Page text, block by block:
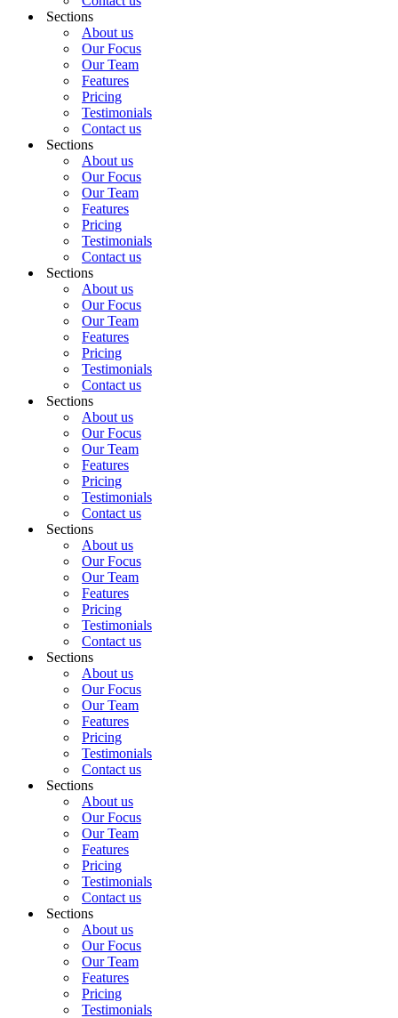
Sections
About us
Our Focus
Our Team
Features
Pricing
Testimonials
Contact us
Sections
About us
Our Focus
Our Team
Features
Pricing
Testimonials
Contact us
Sections
About us
Our Focus
Our Team
Features
Pricing
Testimonials
Contact us
Sections
About us
Our Focus
Our Team
Features
Pricing
Testimonials
Contact us
Sections
About us
Our Focus
Our Team
Features
Pricing
Testimonials
Contact us
Sections
About us
Our Focus
Our Team
Features
Pricing
Testimonials
Contact us
Sections
About us
Our Focus
Our Team
Features
Pricing
Testimonials
Contact us
Sections
About us
Our Focus
Our Team
Features
Pricing
Testimonials